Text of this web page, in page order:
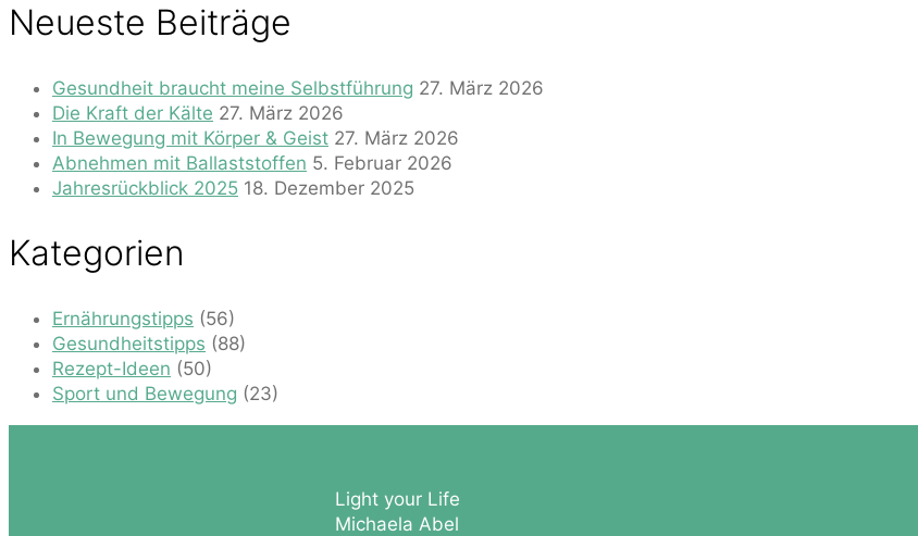
Neueste Beiträge
Gesundheit braucht meine Selbstführung 27. März 2026
Die Kraft der Kälte 27. März 2026
In Bewegung mit Körper & Geist 27. März 2026
Abnehmen mit Ballaststoffen 5. Februar 2026
Jahresrückblick 2025 18. Dezember 2025
Kategorien
Ernährungstipps (56)
Gesundheitstipps (88)
Rezept-Ideen (50)
Sport und Bewegung (23)
Light your Life
Michaela Abel